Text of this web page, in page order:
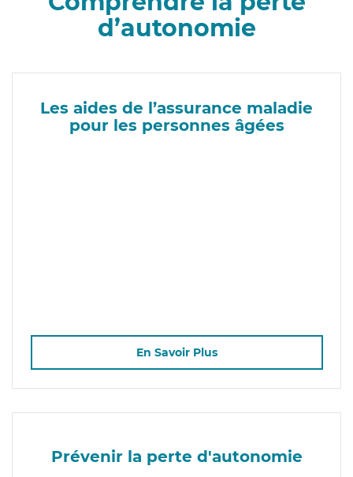
d’autonomie
Les aides de l’assurance maladie
pour les personnes âgées
En Savoir Plus
Prévenir la perte d'autonomie